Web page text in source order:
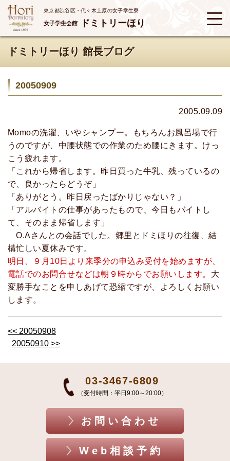
東京都渋谷区・代々木上原の女子学生寮
女子学生会館 ドミトリーほり
ドミトリーほり 館長ブログ
20050909
2005.09.09
Momoの洗濯、いやシャンプー。もちろんお風呂場で行
うのですが、中腰状態での作業のため腰にきます。けっ
こう疲れます。
「これから帰省します。昨日買った牛乳、残っているの
で、良かったらどうぞ」
「ありがとう。昨日戻ったばかりじゃない？」
「アルバイトの仕事があったもので、今日もバイトし
て、そのまま帰省します」
O.Aさんとの会話でした。郷里とドミほりの往復、結
構忙しい夏休みです。
明日、９月10日より来季分の申込み受付を始めますが、
電話でのお問合せなどは朝９時からでお願いします。 大
変勝手なことを申しあげて恐縮ですが、よろしくお願い
します。
<< 20050908
20050910 >>
03-3467-6809
（受付時間：平日9:00～20:00）
お問い合わせ
Web相談予約